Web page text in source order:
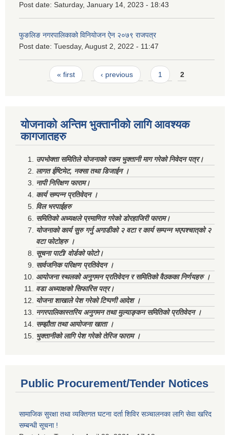
Post date: Saturday, January 14, 2023 - 18:43
फुङलिङ नगरपालिकाको विनियोजन ऐन २०७९ राजपत्र
Post date: Tuesday, August 2, 2022 - 11:47
Pages« first ‹ previous 1 2
योजनाको अन्तिम भुक्तानीको लागि आवश्यक
कागजातहरु
उपभोक्ता समितिले योजनाको रकम भुक्तानी माग गरेको निवेदन पत्र।
लागत ईष्टिमेट, नक्सा तथा डिजाईन ।
नापी निरिक्षण फाराम।
कार्य सम्पन्न प्रतिवेदन ।
विल भरपाईहरु
समितिको अध्यक्षले प्रमाणित गरेको डोरहाजिरी फाराम।
योजनाको कार्य सुरु गर्नु अगाडीको २ वटा र कार्य सम्पन्न भएपश्चात्‌को २
वटा फोटोहरु ।
सूचना पाटी/ वोर्डको फोटो।
सार्वजनिक परिक्षण प्रतिवेदन ।
आयोजना स्थलको अनुगमन प्रतिवेदन र समितिको वैठकका निर्णयहरु ।
वडा अध्याक्षको सिफारिस पत्र।
योजना शाखाले पेश गरेको टिप्पणी आदेश ।
नगरपालिकास्तरिय अनुगमन तथा मुल्याङ्कन समितिको प्रतिवेदन ।
सम्झौता तथा आयोजना खाता ।
भुक्तानीको लागि पेश गरेको तेरिज फाराम ।
Public Procurement/Tender Notices
सामाजिक सुरक्षा तथा व्यक्तिगत घटना दर्ता शिविर सञ्चालनका लागि सेवा खरिद
सम्बन्धी सूचना !